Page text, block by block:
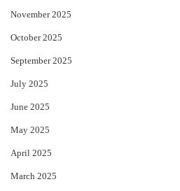
November 2025
October 2025
September 2025
July 2025
June 2025
May 2025
April 2025
March 2025